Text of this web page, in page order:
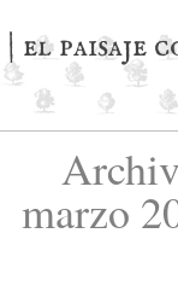
| el paisaje
marzo